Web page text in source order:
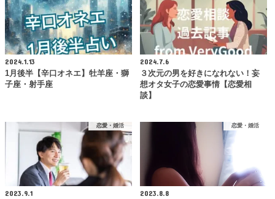
2024.1.13
1月後半【辛口オネエ】牡羊座・獅
子座・射手座
2024.7.6
３次元の男を好きになれない！妄
想オタ女子の恋愛事情【恋愛相
談】
恋愛・婚活
2023.9.1
恋愛・婚活
2023.8.8